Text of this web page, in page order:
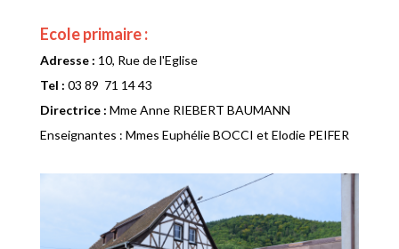
Ecole primaire :
Adresse : 10, Rue de l'Eglise
Tel : 03 89 71 14 43
Directrice : Mme Anne RIEBERT BAUMANN
Enseignantes : Mmes Euphélie BOCCI et Elodie PEIFER